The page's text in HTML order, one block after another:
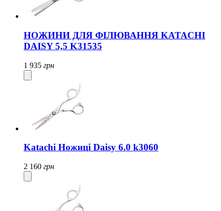
НОЖИНИ ДЛЯ ФІЛЮВАННЯ KATACHI
DAISY 5,5 K31535
1 935 грн
Katachi Ножиці Daisy 6.0 k3060
2 160 грн